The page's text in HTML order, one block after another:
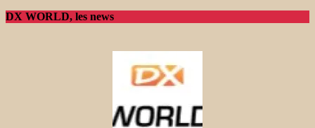
DX WORLD, les news